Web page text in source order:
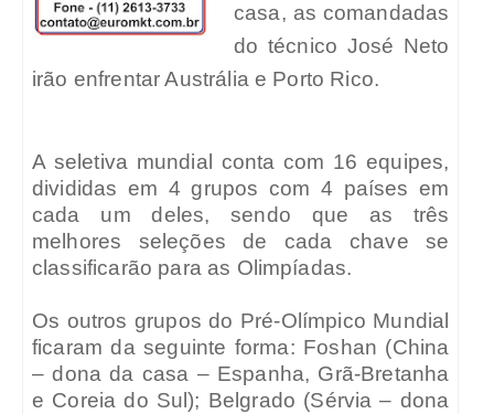
casa, as comandadas
do técnico José Neto
irão enfrentar Austrália e Porto Rico.
A seletiva mundial conta com 16 equipes,
divididas em 4 grupos com 4 países em
cada um deles, sendo que as três
melhores seleções de cada chave se
classificarão para as Olimpíadas.
Os outros grupos do Pré-Olímpico Mundial
ficaram da seguinte forma: Foshan (China
– dona da casa – Espanha, Grã-Bretanha
e Coreia do Sul); Belgrado (Sérvia – dona